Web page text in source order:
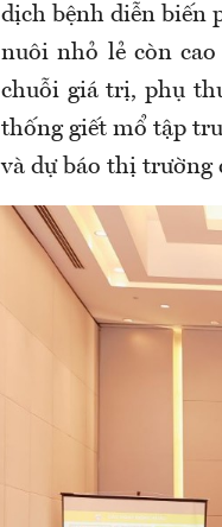
dịch bệnh diễn biến
nuôi nhỏ lẻ còn
chuỗi giá trị, phụ
thống giết mổ tập
và dự báo thị trường